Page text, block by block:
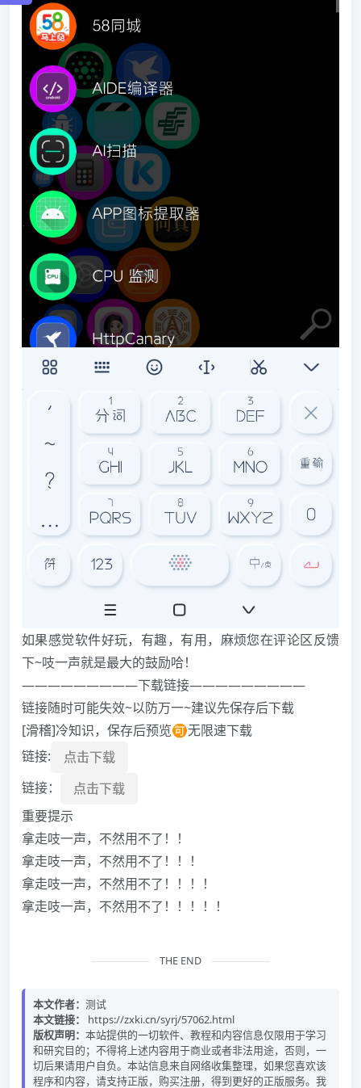
如果感觉软件好玩，有趣，有用，麻烦您在评论区反馈
下~吱一声就是最大的鼓励哈！
—————————下载链接—————————
链接随时可能失效~以防万一~建议先保存后下载
[滑稽]冷知识，保存后预览🉑无限速下载
链接:
点击下载
链接：
点击下载
重要提示️
拿走吱一声，不然用不了！！
拿走吱一声，不然用不了！！！
拿走吱一声，不然用不了！！！！
拿走吱一声，不然用不了！！！！！
THE END
本文作者： 测试
本文链接：
https://zxki.cn/syrj/57062.html
版权声明： 本站提供的一切软件、教程和内容信息仅限用于学习
和研究目的；不得将上述内容用于商业或者非法用途，否则，一
切后果请用户自负。本站信息来自网络收集整理，如果您喜欢该
程序和内容，请支持正版，购买注册，得到更好的正版服务。我